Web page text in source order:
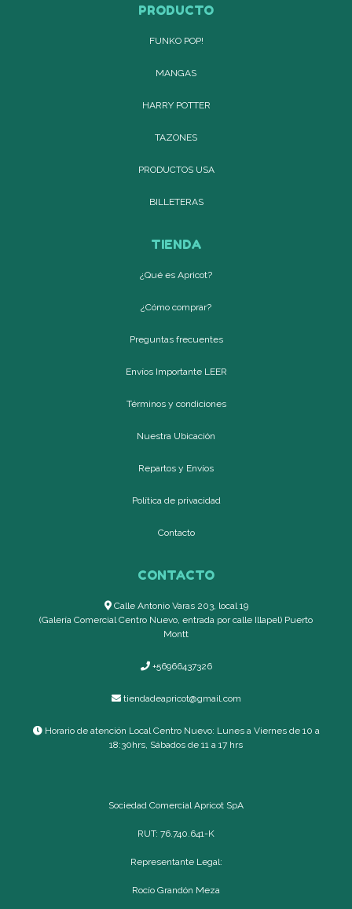
PRODUCTO
FUNKO POP!
MANGAS
HARRY POTTER
TAZONES
PRODUCTOS USA
BILLETERAS
TIENDA
¿Qué es Apricot?
¿Cómo comprar?
Preguntas frecuentes
Envíos Importante LEER
Términos y condiciones
Nuestra Ubicación
Repartos y Envíos
Política de privacidad
Contacto
CONTACTO
Calle Antonio Varas 203, local 19
(Galería Comercial Centro Nuevo, entrada por calle Illapel) Puerto
Montt
+56966437326
tiendadeapricot@gmail.com
Horario de atención Local Centro Nuevo: Lunes a Viernes de 10 a
18:30hrs, Sábados de 11 a 17 hrs
Sociedad Comercial Apricot SpA
RUT: 76.740.641-K
Representante Legal:
Rocío Grandón Meza